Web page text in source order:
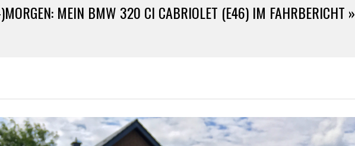
MEIN BMW 320 CI CABRIOLET (E46) IM FAHRBERICHT »